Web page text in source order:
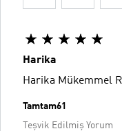
Harika
Harika
Tamtam61
Teşvik Edilmiş Yorum